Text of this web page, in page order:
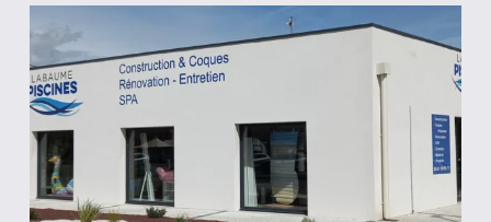
Magasin
Saint-
Jean-
du-